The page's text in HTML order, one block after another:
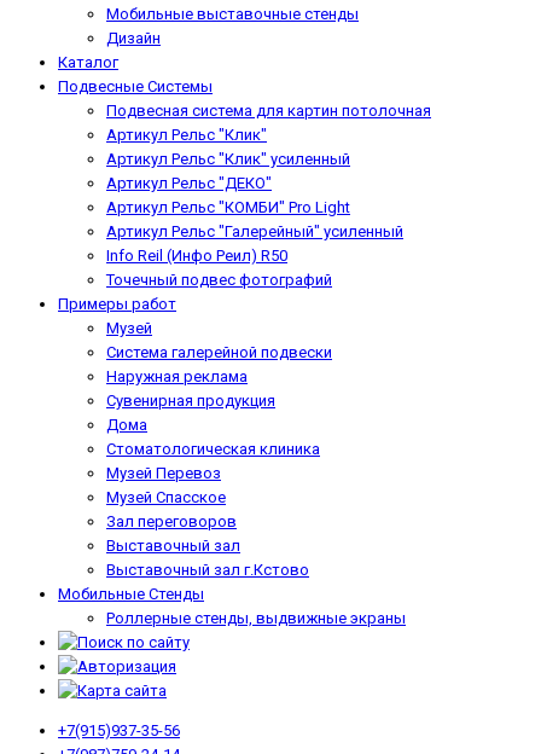
Мобильные выставочные стенды
Дизайн
Каталог
Подвесные Системы
Подвесная система для картин потолочная
Артикул Рельс "Клик"
Артикул Рельс "Клик" усиленный
Артикул Рельс "ДЕКО"
Артикул Рельс "КОМБИ" Pro Light
Артикул Рельс "Галерейный" усиленный
Info Reil (Инфо Реил) R50
Точечный подвес фотографий
Примеры работ
Музей
Система галерейной подвески
Наружная реклама
Сувенирная продукция
Дома
Стоматологическая клиника
Музей Перевоз
Музей Спасское
Зал переговоров
Выставочный зал
Выставочный зал г.Кстово
Мобильные Стенды
Роллерные стенды, выдвижные экраны
+7(915)937-35-56